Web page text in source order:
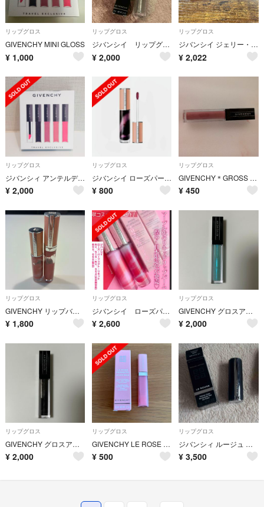
リップグロス
GIVENCHY MINI GLOSS
¥ 1,000
リップグロス
ジバンシイ リップグロス
¥ 2,000
リップグロス
ジバンシイ ジェリー・アンテルディ No.24 スパークリング・コーラル
¥ 2,022
リップグロス
ジバンシィ アンテルディ ミニチュアキット リップグロス 5本セット トラベル
¥ 2,000
リップグロス
ジバンシイ ローズパーフェクトリキッド
¥ 800
リップグロス
GIVENCHY＊GROSS INTERDIT VINYL＊グロス＊05
¥ 450
リップグロス
GIVENCHY リップバーム
¥ 1,800
リップグロス
ジバンシイ ローズパーフェクトリキッド515 新品
¥ 2,600
リップグロス
GIVENCHY グロスアンテルディ15
¥ 2,000
リップグロス
GIVENCHY グロスアンテルディ16
¥ 2,000
リップグロス
GIVENCHY LE ROSE PERFECTO LIQUID BALM
¥ 500
リップグロス
ジバンシィ ルージュ ジバンシイ カーマイン エスカルパン
¥ 3,500